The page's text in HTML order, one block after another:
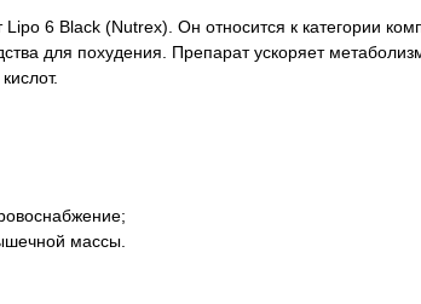
6 Black (Nutrex). Он относится к категории
для похудения. Препарат ускоряет
массы.